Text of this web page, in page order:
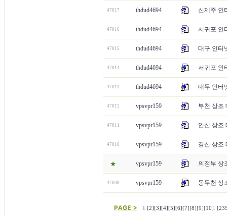
47017 thdud4694 신제주 인
47016 thdud4694 서귀포 인
47015 thdud4694 대구 인터
47014 thdud4694 서귀포 인
47013 thdud4694 대두 인터
47012 vpsvpr159 부천 상조
47011 vpsvpr159 안산 상조
47010 vpsvpr159 경산 상조
vpsvpr159 의정부 상
47008 vpsvpr159 동두천 상
1 [2] [3] [4] [5] [6] [7] [8] [9] [10]